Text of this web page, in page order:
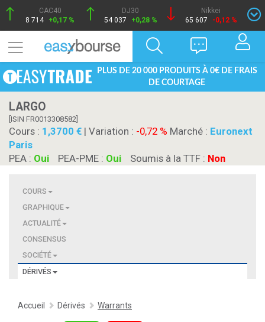
CAC40
8 714 +0,17 %
DJ30
54 037
+0,28 %
Nikkei
65 607
-0,12 %
PLUS DE 20 000 PRODUITS À 0€ DE FRAIS
DE COURTAGE
LARGO
[ISIN FR0013308582]
Cours : 1,3700 | Variation : -0,72 % Marché : Euronext
Paris
PEA : Oui PEA-PME : Oui Soumis à la TTF : Non
COURS
GRAPHIQUE
ACTUALITÉ
CONSENSUS
SOCIÉTÉ
DÉRIVÉS
Accueil Dérivés Warrants